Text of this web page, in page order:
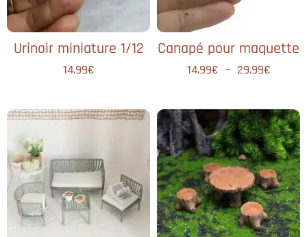
Urinoir miniature 1/12
14.99€
Canapé pour maquette
14.99€ – 29.99€